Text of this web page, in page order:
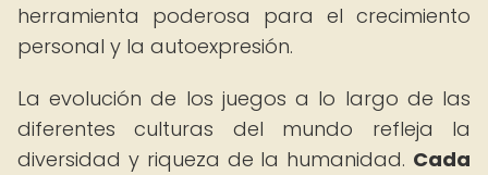
herramienta poderosa para el crecimiento
personal y la autoexpresión.
La evolución de los juegos a lo largo de las
diferentes culturas del mundo refleja la
diversidad y riqueza de la humanidad. Cada